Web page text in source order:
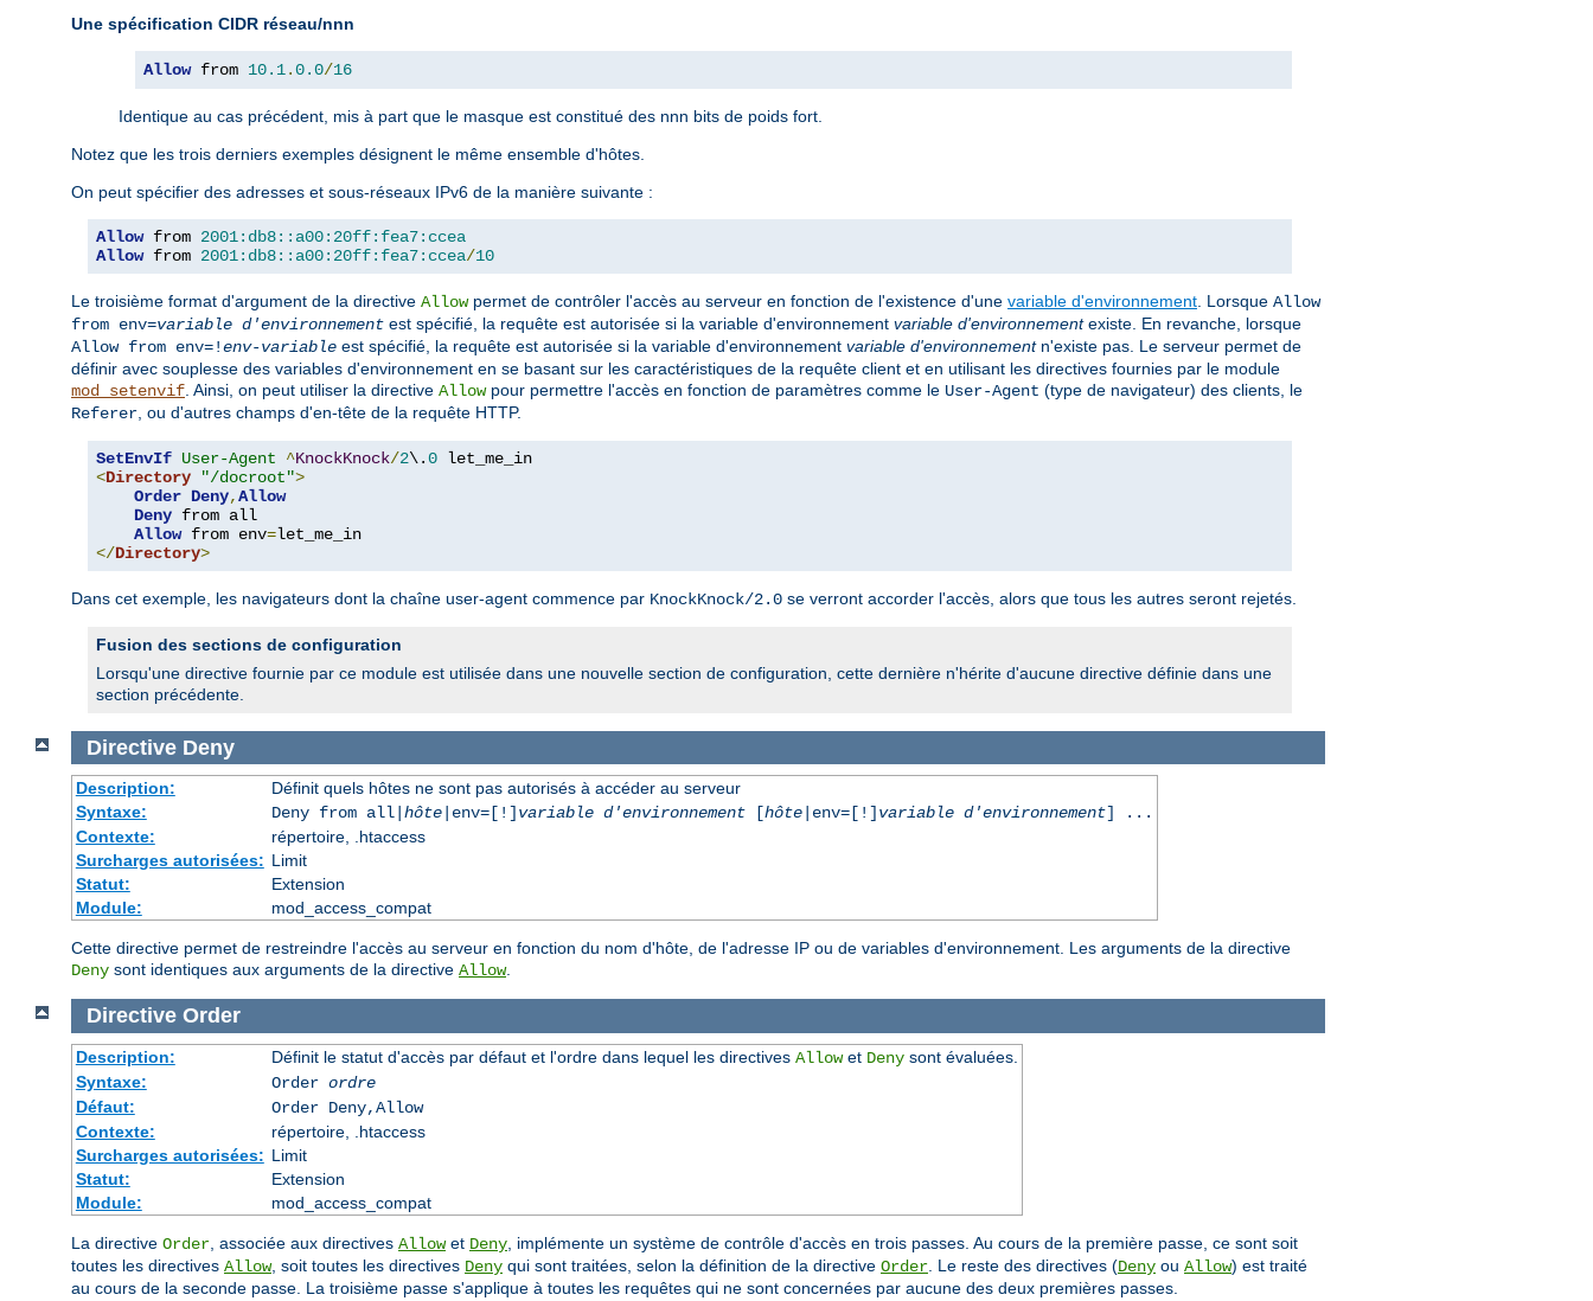
Une spécification CIDR réseau/nnn
Allow from 10.1.0.0/16
Identique au cas précédent, mis à part que le masque est constitué des nnn bits de poids fort.
Notez que les trois derniers exemples désignent le même ensemble d'hôtes.
On peut spécifier des adresses et sous-réseaux IPv6 de la manière suivante :
Allow from 2001:db8::a00:20ff:fea7:ccea
Allow from 2001:db8::a00:20ff:fea7:ccea/10
Le troisième format d'argument de la directive Allowpermet de contrôler l'accès au serveur en fonction de l'existence d'une variable d'environnement . Lorsque Allow
from env=variable d'environnement est spécifié, la requête est autorisée si la variable d'environnement variable d'environnementexiste. En revanche, lorsque
Allow from env=!env-variable est spécifié, la requête est autorisée si la variable d'environnement variable d'environnementn'existe pas. Le serveur permet de
définir avec souplesse des variables d'environnement en se basant sur les caractéristiques de la requête client et en utilisant les directives fournies par le module
mod_setenvif . Ainsi, on peut utiliser la directive Allowpour permettre l'accès en fonction de paramètres comme le User-Agent (type de navigateur) des clients, le
Referer , ou d'autres champs d'en-tête de la requête HTTP.
SetEnvIf User-Agent ^KnockKnock/2\.0
<Directory "/docroot">
Order Deny,Allow
Deny from all
Allow from env=
</Directory>
Dans cet exemple, les navigateurs dont la chaîne user-agent commence par KnockKnock/2.0 se verront accorder l'accès, alors que tous les autres seront rejetés.
Fusion des sections de configuration
Lorsqu'une directive fournie par ce module est utilisée dans une nouvelle section de configuration, cette dernière n'hérite d'aucune directive définie dans une
section précédente.
Directive Deny
Description:
Définit quels hôtes ne sont pas autorisés à accéder au serveur
Syntaxe:
Deny from all| hôte|env=[!] variable d'environnement[hôte|env=[!] variable d'environnement] ...
Contexte:
répertoire, .htaccess
Surcharges autorisées: Limit
Statut:
Extension
Module:
mod_access_compat
Cette directive permet de restreindre l'accès au serveur en fonction du nom d'hôte, de l'adresse IP ou de variables d'environnement. Les arguments de la directive
Deny sont identiques aux arguments de la directive Allow.
Directive Order
Description: Définit le statut d'accès par défaut et l'ordre dans lequel les directives Allowet Denysont évaluées.
Syntaxe:
Order ordre
Défaut:
Order Deny,Allow
Contexte:
répertoire, .htaccess
Surcharges autorisées: Limit
Statut:
Extension
Module:
mod_access_compat
La directive Order , associée aux directives Allowet Deny , implémente un système de contrôle d'accès en trois passes. Au cours de la première passe, ce sont soit
toutes les directives Allow, soit toutes les directives Deny qui sont traitées, selon la définition de la directive Order . Le reste des directives (Deny ou Allow) est traité
au cours de la seconde passe. La troisième passe s'applique à toutes les requêtes qui ne sont concernées par aucune des deux premières passes.